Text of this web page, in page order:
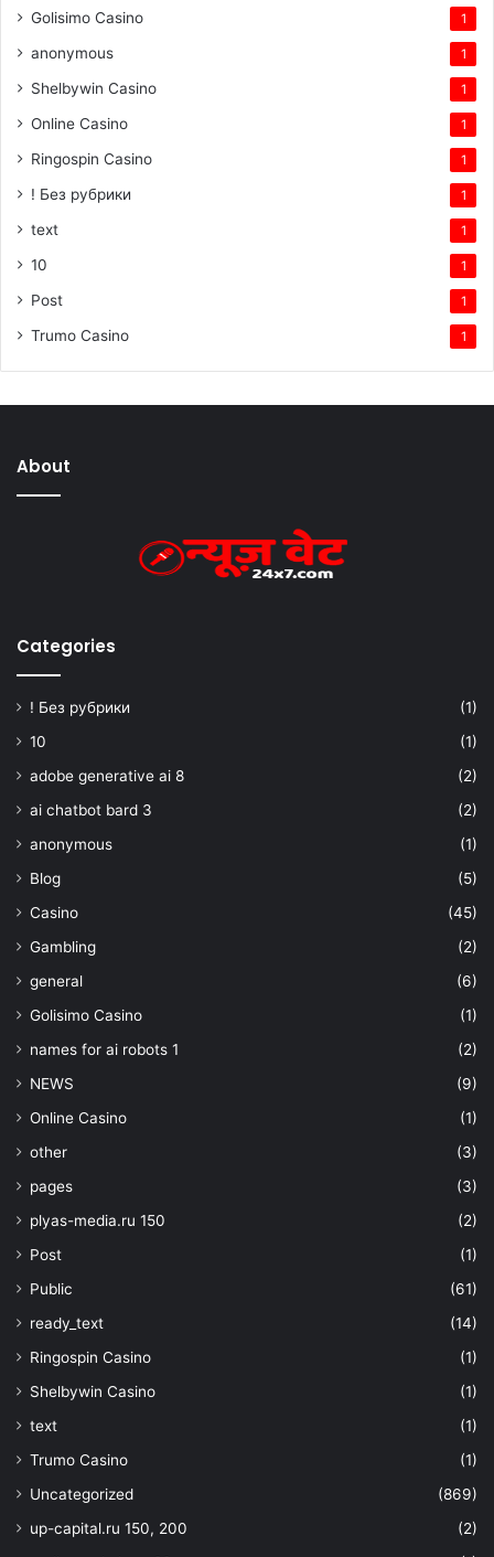
Golisimo Casino 1
anonymous 1
Shelbywin Casino 1
Online Casino 1
Ringospin Casino 1
! Без рубрики 1
text 1
10 1
Post 1
Trumo Casino 1
About
Categories
! Без рубрики
(1)
10
(1)
adobe generative ai 8
(2)
ai chatbot bard 3
(2)
anonymous
(1)
Blog
(5)
Casino
(45)
Gambling
(2)
general
(6)
Golisimo Casino
(1)
names for ai robots 1
(2)
NEWS
(9)
Online Casino
(1)
other
(3)
pages
(3)
plyas-media.ru 150
(2)
Post
(1)
Public
(61)
ready_text
(14)
Ringospin Casino
(1)
Shelbywin Casino
(1)
text
(1)
Trumo Casino
(1)
Uncategorized
(869)
up-capital.ru 150, 200
(2)